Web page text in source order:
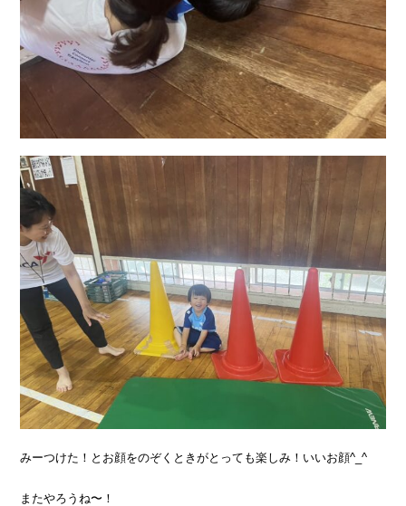
みーつけた！とお顔をのぞくときがとっても楽しみ！いいお顔^_^
またやろうね〜！